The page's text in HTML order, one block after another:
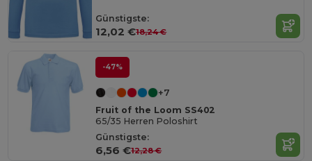
Günstigste:
12,02 €18,24 €
-47%
+7
Fruit of the Loom SS402
65/35 Herren Poloshirt
Günstigste:
6,56 €12,28 €